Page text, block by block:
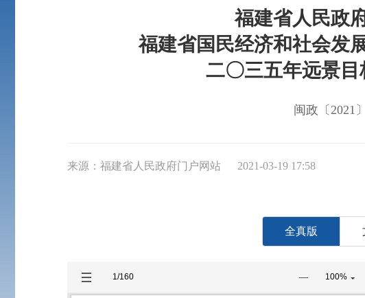
福建省人民政
福建省国民经济和社会发
二〇三五年远景
闽政〔2021
来源：福建省人民政府门户网站 2021-03-19 17:58
全真版